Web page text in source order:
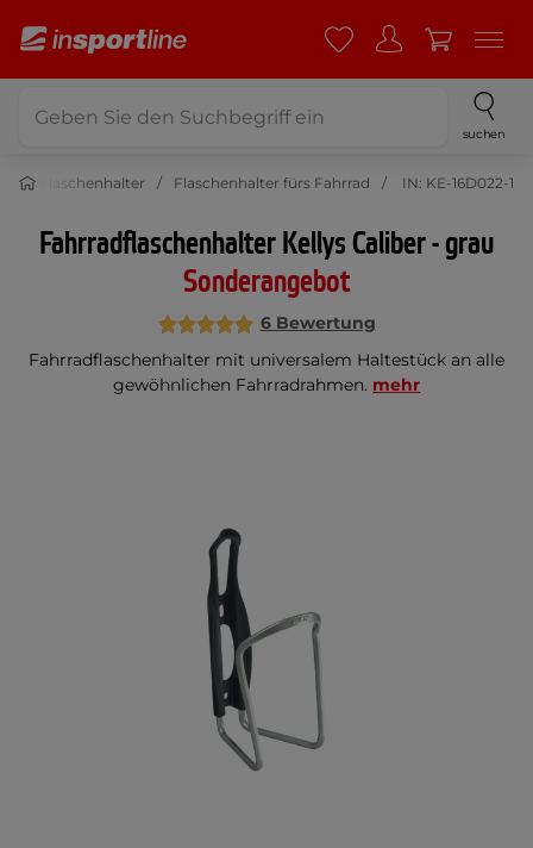
suchen
und Flaschenhalter Flaschenhalter fürs Fahrrad IN: KE-16D022-1
Fahrradflaschenhalter Kellys Caliber - grau
Sonderangebot
6 Bewertung
Fahrradflaschenhalter mit universalem Haltestück an alle
gewöhnlichen Fahrradrahmen. mehr